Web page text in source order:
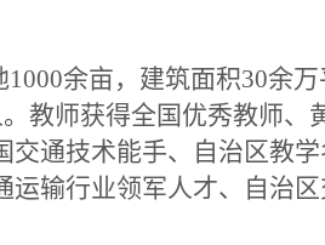
余亩，建筑面积30余
教师获得全国优秀教师
交通技术能手、自治区教
运输行业领军人才、自治